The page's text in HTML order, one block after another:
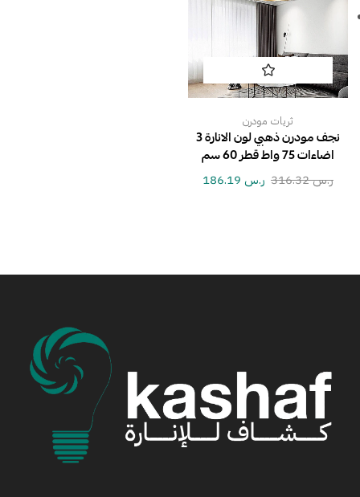
ثريات مودرن
نجف مودرن ذهبي لون الانارة 3
اضاءات 75 واط قطر 60 سم
ر.س316.32 ر.س